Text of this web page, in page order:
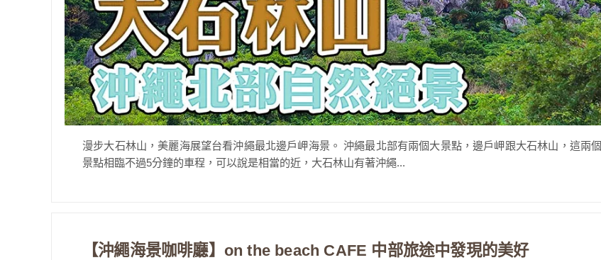
漫步大石林山，美麗海展望台看沖繩最北邊戶岬海景。 沖繩最北部有兩個大景點，邊戶岬跟大石林山，這兩個
景點相臨不過5分鐘的車程，可以說是相當的近，大石林山有著沖繩...
【沖繩海景咖啡廳】on the beach CAFE 中部旅途中發現的美好